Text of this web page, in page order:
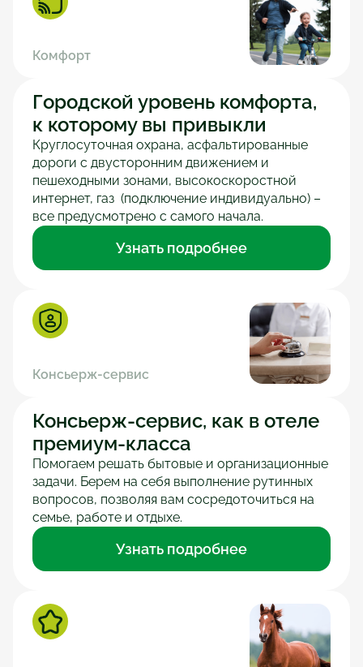
Комфорт
Городской уровень комфорта,
к которому вы привыкли
Круглосуточная охрана, асфальтированные
дороги с двусторонним движением и
пешеходными зонами, высокоскоростной
интернет, газ  (подключение индивидуально) –
Узнать подробнее
Консьерж-сервис
Консьерж-сервис, как в отеле
премиум-класса
Помогаем решать бытовые и организационные
задачи. Берем на себя выполнение рутинных
вопросов, позволяя вам сосредоточиться на
семье, работе и отдыхе.
Узнать подробнее